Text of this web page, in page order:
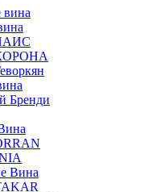
Бренди
Вина